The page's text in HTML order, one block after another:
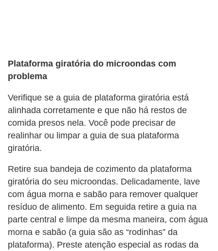
Plataforma giratória do microondas com
problema
Verifique se a guia de plataforma giratória está
alinhada corretamente e que não há restos de
comida presos nela. Você pode precisar de
realinhar ou limpar a guia de sua plataforma
giratória.
Retire sua bandeja de cozimento da plataforma
giratória do seu microondas. Delicadamente, lave
com água morna e sabão para remover qualquer
resíduo de alimento. Em seguida retire a guia na
parte central e limpe da mesma maneira, com água
morna e sabão (a guia são as “rodinhas” da
plataforma). Preste atenção especial as rodas da